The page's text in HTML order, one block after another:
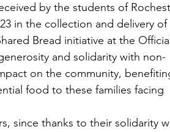
by the students of
in the collection and delivery of
Bread initiative at the Official
and solidarity with non-
on the community,
food to these families facing
since thanks to their solidarity